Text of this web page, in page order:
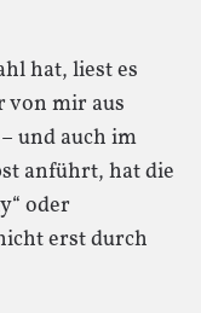
hat, liest es
von mir aus
und auch im
anführt, hat die
oder
erst durch